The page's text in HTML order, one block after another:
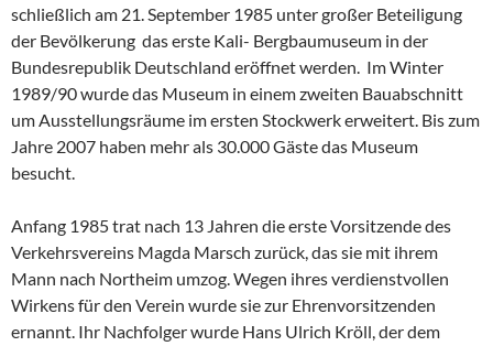
schließlich am 21. September 1985 unter großer Beteiligung
der Bevölkerung das erste Kali- Bergbaumuseum in der
Bundesrepublik Deutschland eröffnet werden. Im Winter
1989/90 wurde das Museum in einem zweiten Bauabschnitt
um Ausstellungsräume im ersten Stockwerk erweitert. Bis zum
Jahre 2007 haben mehr als 30.000 Gäste das Museum
besucht.
Anfang 1985 trat nach 13 Jahren die erste Vorsitzende des
Verkehrsvereins Magda Marsch zurück, das sie mit ihrem
Mann nach Northeim umzog. Wegen ihres verdienstvollen
Wirkens für den Verein wurde sie zur Ehrenvorsitzenden
ernannt. Ihr Nachfolger wurde Hans Ulrich Kröll, der dem